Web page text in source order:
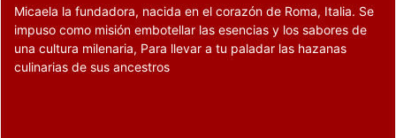
Micaela la fundadora, nacida en el corazón de Roma, Italia. Se
impuso como misión embotellar las esencias y los sabores de
una cultura milenaria, Para llevar a tu paladar las hazanas
culinarias de sus ancestros